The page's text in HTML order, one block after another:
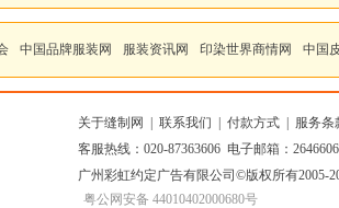
中国品牌服装网 服装资讯网 印染世界商情网 中国
关于缝制网 联系我们 付款方式
服务条
客服热线：020-87363606 电子邮箱：
广州彩虹约定广告有限公司 ©版权所有2005-
粤公网安备 44010402000680号